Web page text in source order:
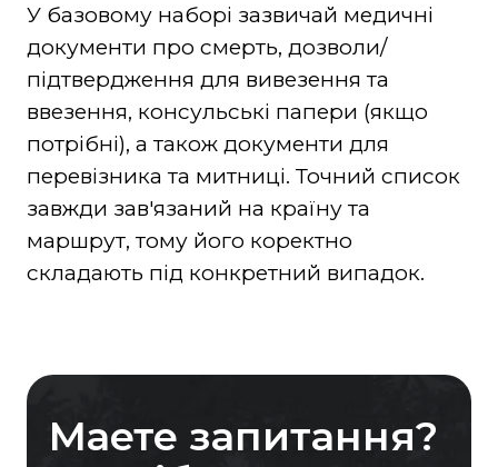
У базовому наборі зазвичай медичні
документи про смерть, дозволи/
підтвердження для вивезення та
ввезення, консульські папери (якщо
потрібні), а також документи для
перевізника та митниці. Точний список
завжди зав'язаний на країну та
маршрут, тому його коректно
складають під конкретний випадок.
Маете запитання?